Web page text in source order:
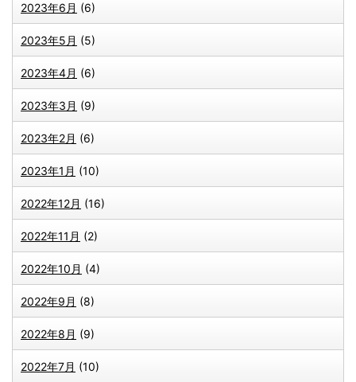
2023年6月 (6)
2023年5月 (5)
2023年4月 (6)
2023年3月 (9)
2023年2月 (6)
2023年1月 (10)
2022年12月 (16)
2022年11月 (2)
2022年10月 (4)
2022年9月 (8)
2022年8月 (9)
2022年7月 (10)